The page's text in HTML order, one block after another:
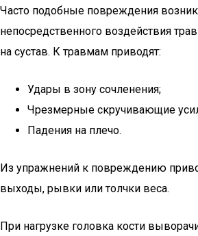
Часто подобные повреждения
непосредственного воздействия
на сустав. К травмам приводят:
Удары в зону сочленения;
Чрезмерные скручивающие
Падения на плечо.
Из упражнений к повреждению
выходы, рывки или толчки веса.
При нагрузке головка кости